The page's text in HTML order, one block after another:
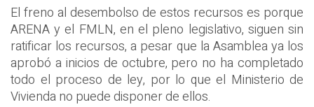
El freno al desembolso de estos recursos es porque
ARENA y el FMLN, en el pleno legislativo, siguen sin
ratificar los recursos, a pesar que la Asamblea ya los
aprobó a inicios de octubre, pero no ha completado
todo el proceso de ley, por lo que el Ministerio de
Vivienda no puede disponer de ellos.